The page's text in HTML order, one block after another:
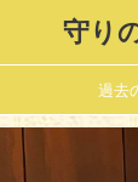
守り
過去